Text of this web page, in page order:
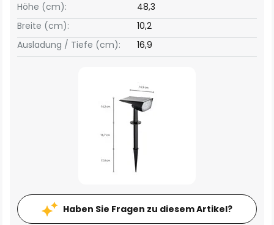
Breite (cm): 10,2
Höhe (cm): 48,3
Ausladung / Tiefe (cm): 16,9
Haben Sie Fragen zu diesem Artikel?